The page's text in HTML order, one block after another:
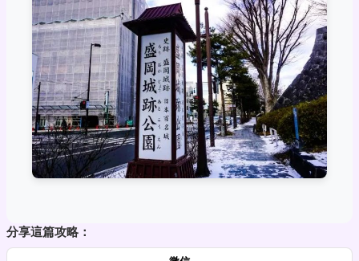
分享這篇攻略：